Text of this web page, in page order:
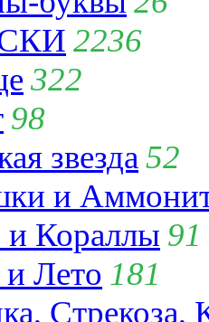
2236
322
98
звезда 52
и
Кораллы 91
Лето 181